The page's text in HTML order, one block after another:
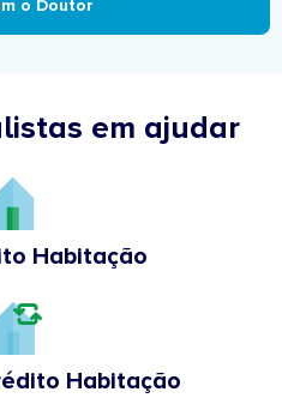
o Doutor
em ajudar
Habitação
Habitação